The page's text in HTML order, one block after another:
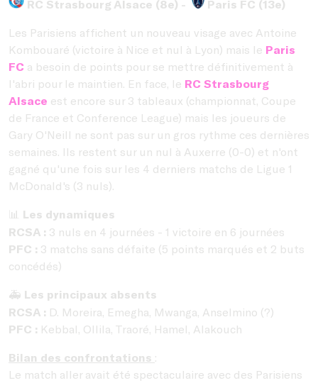
RC Strasbourg Alsace (8e) - Paris FC (13e)
Les Parisiens affichent un nouveau visage avec Antoine
Kombouaré (victoire à Nice et nul à Lyon) mais le Paris
FC a besoin de points pour se mettre définitivement à
l'abri pour le maintien. En face, le RC Strasbourg
Alsace est encore sur 3 tableaux (championnat, Coupe
de France et Conference League) mais les joueurs de
Gary O'Neill ne sont pas sur un gros rythme ces dernières
semaines. Ils restent sur un nul à Auxerre (0-0) et n'ont
gagné qu'une fois sur les 4 derniers matchs de Ligue 1
McDonald's (3 nuls).
📊 Les dynamiques
RCSA : 3 nuls en 4 journées - 1 victoire en 6 journées
PFC : 3 matchs sans défaite (5 points marqués et 2 buts
concédés)
🚑 Les principaux absents
RCSA : D. Moreira, Emegha, Mwanga, Anselmino (?)
PFC : Kebbal, Ollila, Traoré, Hamel, Alakouch
Bilan des confrontations :
Le match aller avait été spectaculaire avec des Parisiens